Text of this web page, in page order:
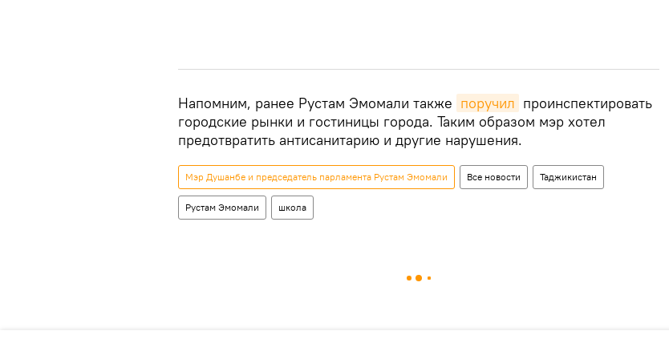
Напомним, ранее Рустам Эмомали также поручил проинспектировать
городские рынки и гостиницы города. Таким образом мэр хотел
предотвратить антисанитарию и другие нарушения.
Мэр Душанбе и председатель парламента Рустам Эмомали Все новости Таджикистан
Рустам Эмомали школа